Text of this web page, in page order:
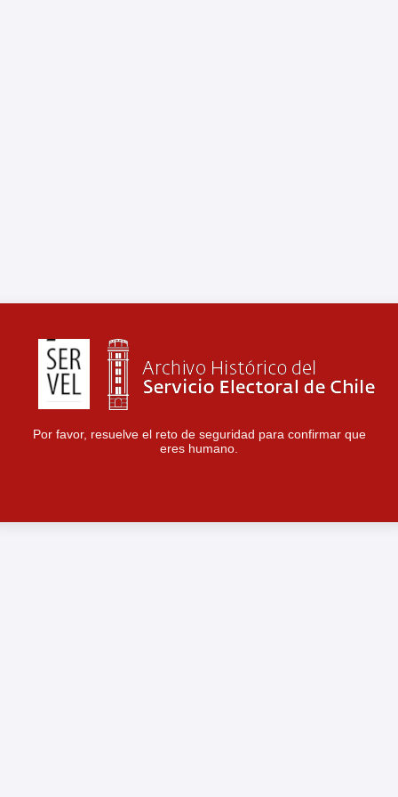
Por favor, resuelve el reto de seguridad para confirmar que
eres humano.